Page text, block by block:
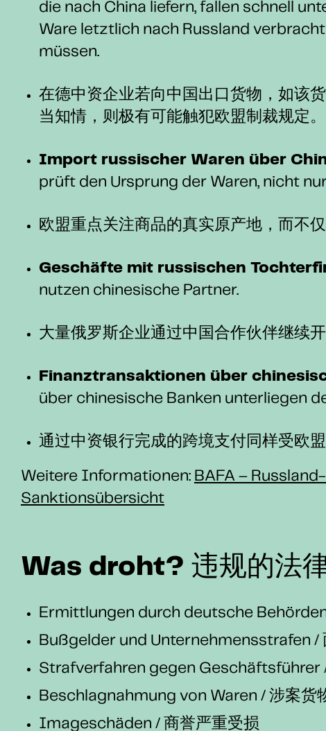
die nach China liefern, fallen schnell
Ware letztlich nach Russland
müssen.
在德中资企业若向中国出口货物，如该
当知情，则极有可能触犯欧盟制裁规定。
Import russischer Waren über
prüft den Ursprung der Waren, nicht
欧盟重点关注商品的真实原产地，而不
Geschäfte mit russischen
nutzen chinesische Partner.
大量俄罗斯企业通过中国合作伙伴继续开
Finanztransaktionen über
über chinesische Banken unterliegen
通过中资银行完成的跨境支付同样受欧
Weitere Informationen: BAFA –
Sanktionsübersicht
Was droht? 违规的法
Ermittlungen durch deutsche
Bußgelder und Unternehmensstrafen /
Strafverfahren gegen Geschäftsführer
Beschlagnahmung von Waren / 涉案货
Imageschäden / 商誉严重受损